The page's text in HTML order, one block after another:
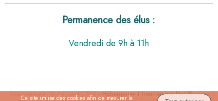
Permanence des élus :
Vendredi de 9h à 11h
Site réalisé et Suivi par AGEDI- Hébergement Internet par Net15 -Site
Ce site utilise des cookies afin de mesurer la